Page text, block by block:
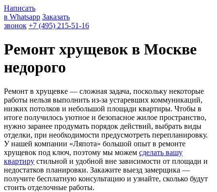
Написать
в Whatsapp Заказать
звонок +7 (495) 215-51-16
Ремонт хрущевок в Москве
недорого
Ремонт в хрущевке — сложная задача, поскольку некоторые
работы нельзя выполнить из-за устаревших коммуникаций,
низких потолков и небольшой площади квартиры. Чтобы в
итоге получилось уютное и безопасное жилое пространство,
нужно заранее продумать порядок действий, выбрать виды
отделки, при необходимости предусмотреть перепланировку.
У нашей компании «Ляпота» большой опыт в ремонте
хрущевок под ключ, поэтому мы можем сделать вашу
квартиру стильной и удобной вне зависимости от площади и
недостатков планировки. Закажите выезд замерщика —
получите бесплатную консультацию и узнайте, сколько будут
стоить отделочные работы.